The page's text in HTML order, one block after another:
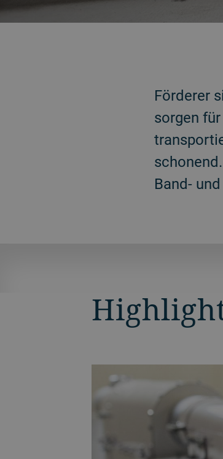
Förderer
sorgen
Band-